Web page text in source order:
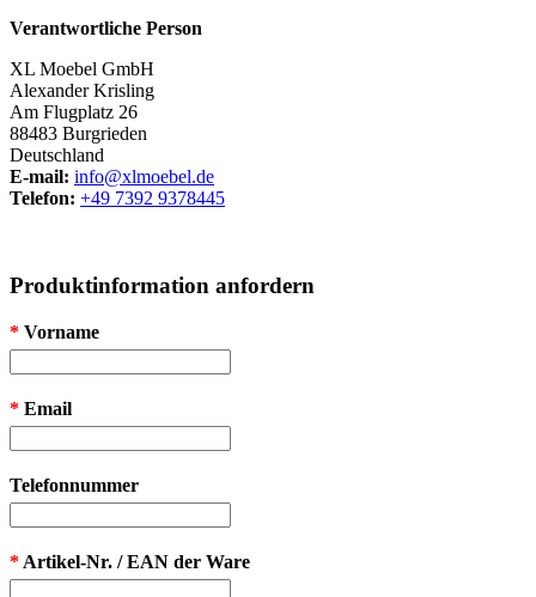
Verantwortliche Person
XL Moebel GmbH
Alexander Krisling
Am Flugplatz 26
88483 Burgrieden
Deutschland
E-mail: info@xlmoebel.de
Telefon: +49 7392 9378445
Produktinformation anfordern
* Vorname
* Email
Telefonnummer
* Artikel-Nr. / EAN der Ware